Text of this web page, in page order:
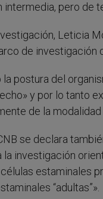
pero de
Leticia
de investigación
postura del
y por lo tanto
de la
se declara
investigación
estaminales
“adultas”».